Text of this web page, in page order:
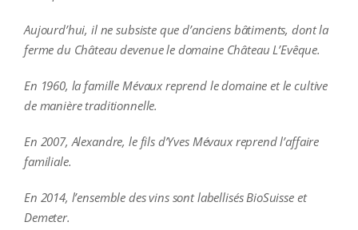
Aujourd’hui, il ne subsiste que d’anciens bâtiments, dont la
ferme du Château devenue le domaine Château L’Evêque.
En 1960, la famille Mévaux reprend le domaine et le cultive
de manière traditionnelle.
En 2007, Alexandre, le fils d’Yves Mévaux reprend l’affaire
familiale.
En 2014, l’ensemble des vins sont labellisés BioSuisse et
Demeter.